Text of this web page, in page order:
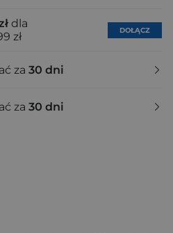
dla
zł
DOŁĄCZ
za 30 dni
za 30 dni